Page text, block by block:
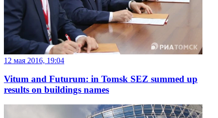
12 мая 2016, 19:04
Vitum and Futurum: in Tomsk SEZ summed up
results on buildings names